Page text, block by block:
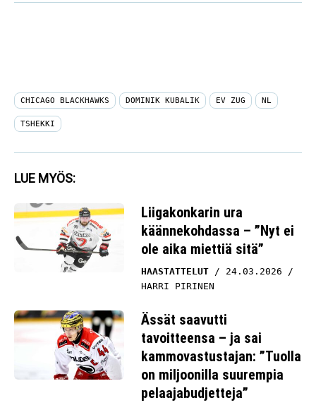
CHICAGO BLACKHAWKS DOMINIK KUBALIK EV ZUG NL
TSHEKKI
LUE MYÖS:
Liigakonkarin ura
käännekohdassa – ”Nyt ei
ole aika miettiä sitä”
HAASTATTELUT
24.03.2026
HARRI PIRINEN
Ässät saavutti
tavoitteensa – ja sai
kammovastustajan: ”Tuolla
on miljoonilla suurempia
pelaajabudjetteja”